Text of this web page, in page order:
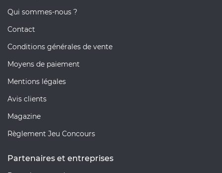
Qui sommes-nous ?
Contact
Conditions générales de vente
Moyens de paiement
Mentions légales
Avis clients
Magazine
Règlement Jeu Concours
Partenaires et entreprises